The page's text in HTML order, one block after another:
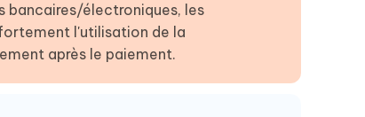
bancaires/électroniques, les
l'utilisation de la
après le paiement.